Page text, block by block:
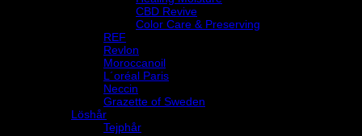
CBD Revive
Color Care & Preserving
REF
Revlon
Moroccanoil
L´oréal Paris
Neccin
Grazette of Sweden
Löshår
Tejphår